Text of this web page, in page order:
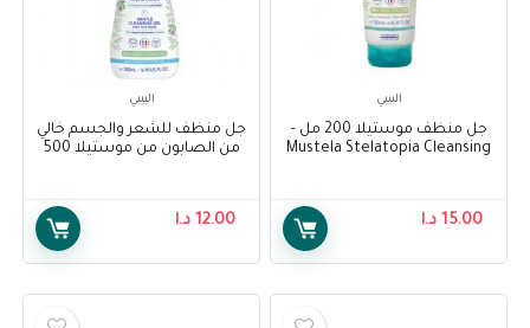
البيبي
جل منظف موستيلا 200 مل –
Mustela Stelatopia Cleansing
15.00 د.ا
البيبي
جل منظف للشعر والجسم خالي
من الصابون من موستيلا 500
12.00 د.ا